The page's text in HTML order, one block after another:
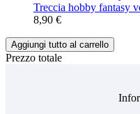
Treccia hobby fantasy
8,90 €
Aggiungi tutto al carrello
Prezzo totale